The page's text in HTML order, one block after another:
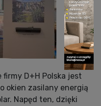
D+H Polska jest
okien zasilany energią
Napęd ten, dzięki